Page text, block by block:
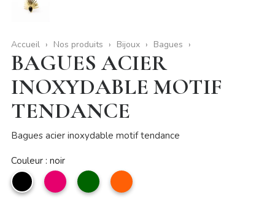
Accueil Nos produits Bijoux Bagues
BAGUES ACIER
INOXYDABLE MOTIF
TENDANCE
Bagues acier inoxydable motif tendance
Couleur : noir
noir MagentaVert
foncé
Orange